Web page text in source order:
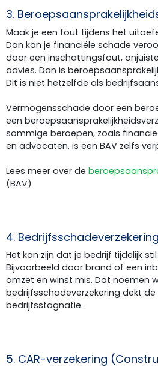
3.
Maak je een fout tijdens het
Dan kan je financiële schade
door een inschattingsfout,
advies. Dan is
Dit is niet hetzelfde als
Vermogensschade door een
een
sommige beroepen, zoals
en advocaten, is een BAV zelfs
Lees meer over de
(BAV)
4. Bedrijfsschadeverzekering
Het kan zijn dat je bedrijf tijdelijk
Bijvoorbeeld door brand of een
omzet en winst mis. Dat noemen
bedrijfsschadeverzekering dekt de
bedrijfsstagnatie.
5. CAR-verzekering